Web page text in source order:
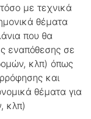
με τεχνικά
θέματα
που θα
εναπόθεσης σε
κλπ) όπως
και
θέματα για
κλπ)